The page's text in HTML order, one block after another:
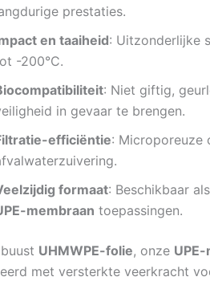
prestaties.
en taaiheid: Uitzonderlijke
-200°C.
: Niet giftig,
in gevaar te brengen.
efficiëntie: Microporeuze
formaat: Beschikbaar
membraan toepassingen.
UHMWPE-folie, onze
met versterkte veerkracht